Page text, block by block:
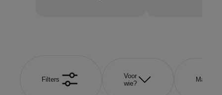
Filters
Voor
wie?
Maat